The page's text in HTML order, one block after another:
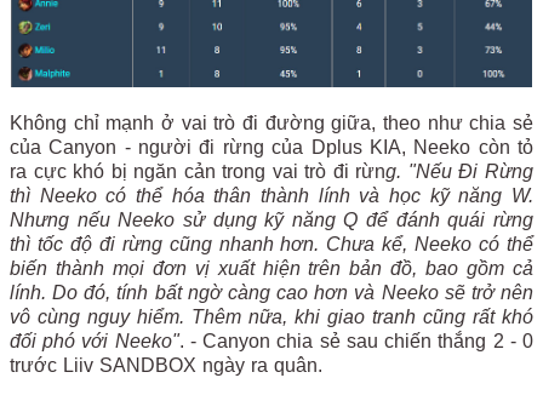
Không chỉ mạnh ở vai trò đi đường giữa, theo như chia sẻ
của Canyon - người đi rừng của Dplus KIA, Neeko còn tỏ
ra cực khó bị ngăn cản trong vai trò đi rừng. "Nếu Đi Rừng
thì Neeko có thể hóa thân thành lính và học kỹ năng W.
Nhưng nếu Neeko sử dụng kỹ năng Q để đánh quái rừng
thì tốc độ đi rừng cũng nhanh hơn. Chưa kể, Neeko có thể
biến thành mọi đơn vị xuất hiện trên bản đồ, bao gồm cả
lính. Do đó, tính bất ngờ càng cao hơn và Neeko sẽ trở nên
vô cùng nguy hiểm. Thêm nữa, khi giao tranh cũng rất khó
đối phó với Neeko". - Canyon chia sẻ sau chiến thắng 2 - 0
trước Liiv SANDBOX ngày ra quân.